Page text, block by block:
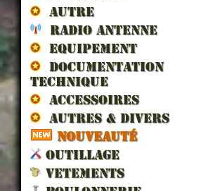
AUTRE
RADIO ANTENNE
EQUIPEMENT
DOCUMENTATION
TECHNIQUE
ACCESSOIRES
AUTRES & DIVERS
NOUVEAUTÉ
OUTILLAGE
VETEMENTS
TTC
108.00 € TTC
€ TTC
1.20 € TTC